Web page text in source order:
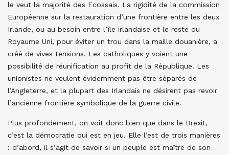
le veut la majorité des Ecossais. La rigidité de la commission
Européenne sur la restauration d’une frontière entre les deux
Irlande, ou au besoin entre l’île irlandaise et le reste du
Royaume Uni, pour éviter un trou dans la maille douanière, a
créé de vives tensions. Les catholiques y voient une
possibilité de réunification au profit de la République. Les
unionistes ne veulent évidemment pas être séparés de
l’Angleterre, et la plupart des Irlandais ne désirent pas revoir
l’ancienne frontière symbolique de la guerre civile.
Plus profondément, on voit donc bien que dans le Brexit,
c’est la démocratie qui est en jeu. Elle l’est de trois manières
: d’abord, il s’agit de savoir si un peuple est maître de son